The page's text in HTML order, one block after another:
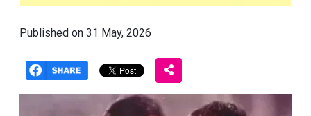
Published on 31 May, 2026